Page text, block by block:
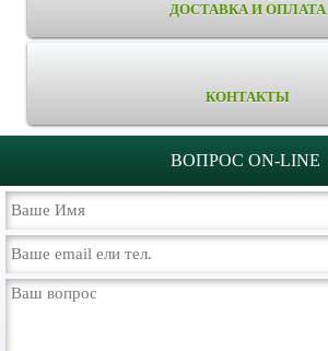
ДОСТАВКА И ОПЛАТА
КОНТАКТЫ
ВОПРОС ON-LINE